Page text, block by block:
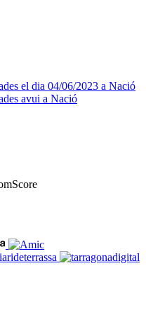
el dia 04/06/2023 a Nació
avui a Nació